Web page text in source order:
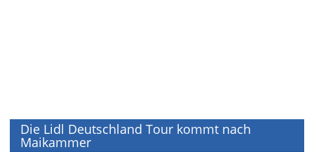
Die Lidl Deutschland Tour kommt nach
Maikammer